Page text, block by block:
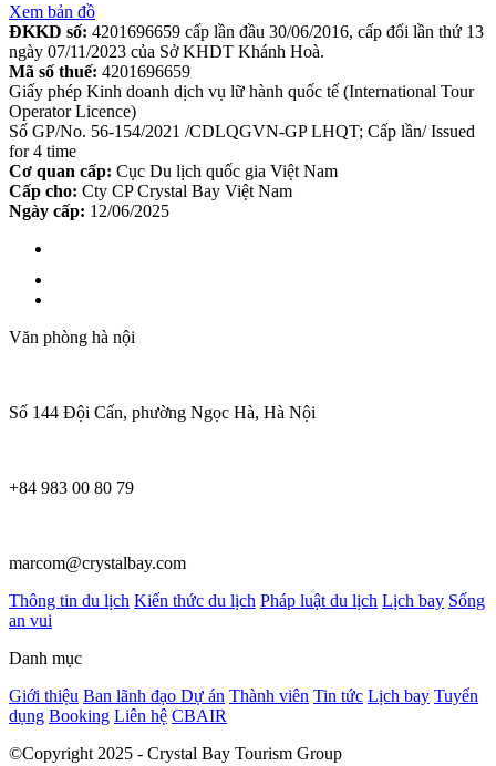
Xem bản đồ
ĐKKD số: 4201696659 cấp lần đầu 30/06/2016, cấp đổi lần thứ 13
ngày 07/11/2023 của Sở KHDT Khánh Hoà.
Mã số thuế: 4201696659
Giấy phép Kinh doanh dịch vụ lữ hành quốc tế (International Tour
Operator Licence)
Số GP/No. 56-154/2021 /CDLQGVN-GP LHQT; Cấp lần/ Issued
for 4 time
Cơ quan cấp: Cục Du lịch quốc gia Việt Nam
Cấp cho: Cty CP Crystal Bay Việt Nam
Ngày cấp: 12/06/2025
Văn phòng hà nội
Số 144 Đội Cấn, phường Ngọc Hà, Hà Nội
+84 983 00 80 79
marcom@crystalbay.com
Thông tin du lịch Kiến thức du lịch Pháp luật du lịch Lịch bay Sống
an vui
Danh mục
Giới thiệu Ban lãnh đạo Dự án Thành viên Tin tức Lịch bay Tuyển
dụng Booking Liên hệ CBAIR
©Copyright 2025 - Crystal Bay Tourism Group